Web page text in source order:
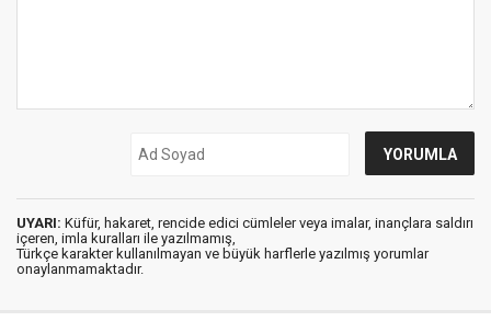
UYARI: Küfür, hakaret, rencide edici cümleler veya imalar, inançlara saldırı
içeren, imla kuralları ile yazılmamış,
Türkçe karakter kullanılmayan ve büyük harflerle yazılmış yorumlar
onaylanmamaktadır.